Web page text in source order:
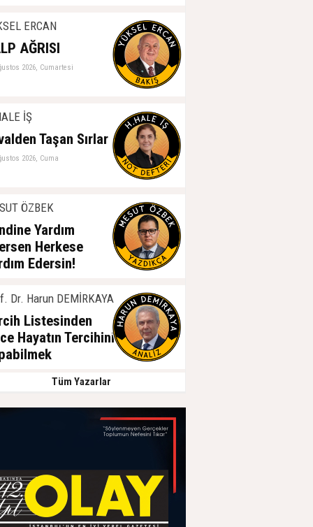
ERCAN
AĞRISI
2026, Cumartesi
İŞ
Taşan Sırlar
2026, Cuma
ÖZBEK
Yardım
Herkese
Edersin!
Dr. Harun DEMİRKAYA
Listesinden
Hayatın Tercihini
Tüm Yazarlar